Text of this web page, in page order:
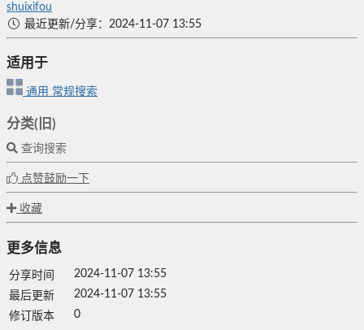
shuixifou
最近更新/分享：2024-11-07 13:55
适用于
通用 常规搜索
分类(旧)
查询搜索
点赞鼓励一下
收藏
更多信息
分享时间
2024-11-07 13:55
最后更新
2024-11-07 13:55
修订版本
0